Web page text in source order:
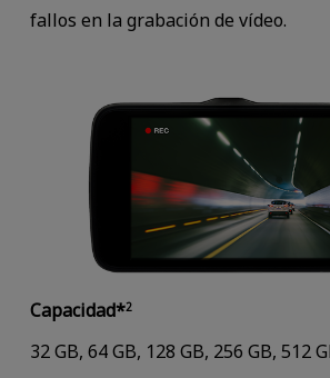
fallos en la grabación de vídeo.
Capacidad*2
32 GB, 64 GB, 128 GB, 256 GB, 512